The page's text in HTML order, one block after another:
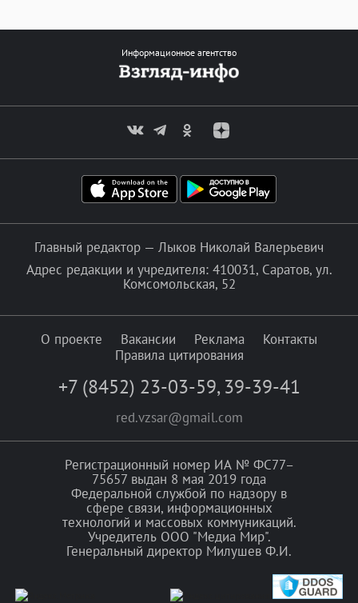
Информационное агентство
Главный редактор — Лыков Николай Валерьевич
Адрес редакции и учредителя: 410031, Саратов, ул.
Комсомольская, 52
О проекте Вакансии Реклама
Контакты
Правила цитирования
+7 (8452) 23-03-59, 39-39-41
red.vzsar@gmail.com
Регистрационный номер ИА № ФС77–
75657 выдан 8 мая 2019 года
Федеральной службой по надзору в
сфере связи, информационных
технологий и массовых коммуникаций.
Учредитель ООО "Медиа Мир".
Генеральный директор Милушев Ф.И.